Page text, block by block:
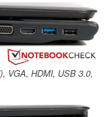
VGA, HDMI, USB 3.0,